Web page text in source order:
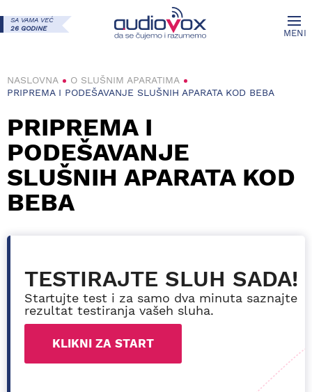
SA VAMA VEĆ
26 GODINE
MENI
NASLOVNA
O SLUŠNIM APARATIMA
PRIPREMA I PODEŠAVANJE SLUŠNIH APARATA KOD BEBA
PRIPREMA I
PODEŠAVANJE
SLUŠNIH APARATA KOD
BEBA
TESTIRAJTE SLUH SADA!
Startujte test i za samo dva minuta saznajte
rezultat testiranja vašeh sluha.
KLIKNI ZA START